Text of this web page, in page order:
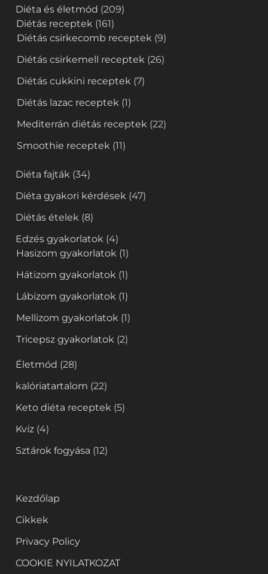
Diéta és életmód (209)
Diétás receptek (161)
Diétás csirkecomb receptek (9)
Diétás csirkemell receptek (26)
Diétás cukkini receptek (7)
Diétás lazac receptek (1)
Mediterrán diétás receptek (22)
Smoothie receptek (11)
Diéta fajták (34)
Diéta gyakori kérdések (47)
Diétás ételek (8)
Edzés gyakorlatok (4)
Hasizom gyakorlatok (1)
Hátizom gyakorlatok (1)
Lábizom gyakorlatok (1)
Mellizom gyakorlatok (1)
Tricepsz gyakorlatok (2)
Életmód (28)
kalóriatartalom (22)
Keto diéta receptek (5)
Kvíz (4)
Sztárok fogyása (12)
Kezdőlap
Cikkek
Privacy Policy
COOKIE NYILATKOZAT